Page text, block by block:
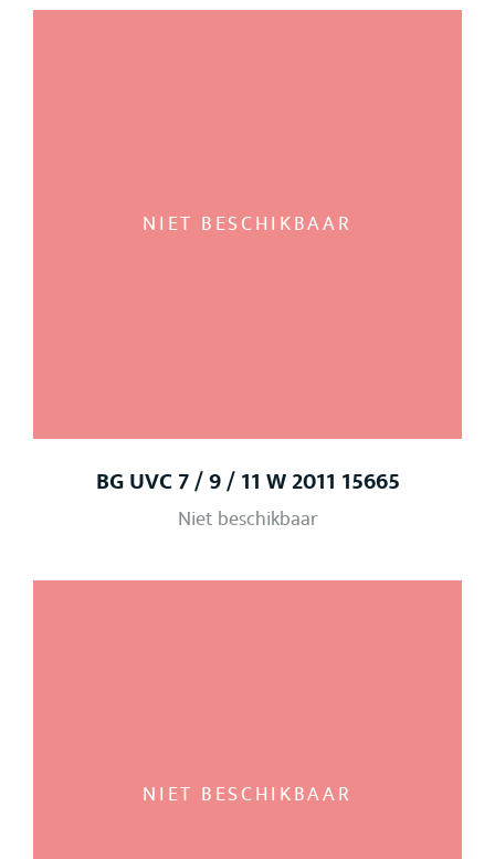
NIET BESCHIKBAAR
BG UVC 7 / 9 / 11 W 2011 15665
Niet beschikbaar
NIET BESCHIKBAAR